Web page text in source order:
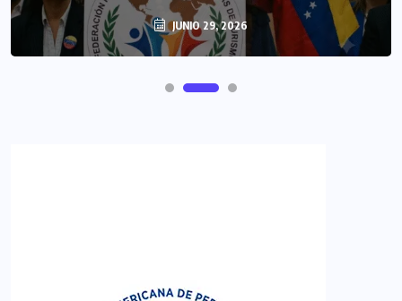
JUNIO 29, 2026